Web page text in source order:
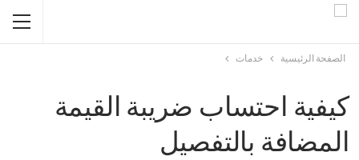
الصفحة الرئيسية خدمات
كيفية احتساب ضريبة القيمة
المضافة بالتفصيل